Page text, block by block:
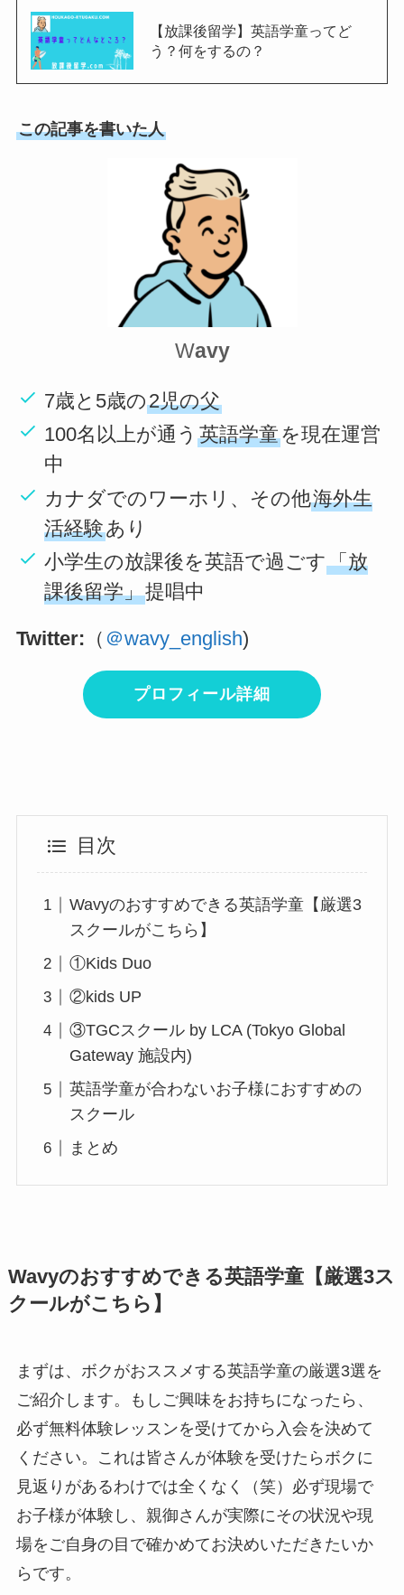
【放課後留学】英語学童ってど
う？何をするの？
この記事を書いた人
Wavy
7歳と5歳の2児の父
100名以上が通う英語学童を現在運営
中
カナダでのワーホリ、その他海外生
活経験あり
小学生の放課後を英語で過ごす「放
課後留学」提唱中
Twitter: （ ＠wavy_english)
プロフィール詳細
目次
Wavyのおすすめできる英語学童【厳選3
スクールがこちら】
①Kids Duo
②kids UP
③TGCスクール by LCA (Tokyo Global
Gateway 施設内)
英語学童が合わないお子様におすすめの
スクール
まとめ
Wavyのおすすめできる英語学童【厳選3ス
クールがこちら】
まずは、ボクがおススメする英語学童の厳選3選を
ご紹介します。もしご興味をお持ちになったら、
必ず無料体験レッスンを受けてから入会を決めて
ください。これは皆さんが体験を受けたらボクに
見返りがあるわけでは全くなく（笑）必ず現場で
お子様が体験し、親御さんが実際にその状況や現
場をご自身の目で確かめてお決めいただきたいか
らです。